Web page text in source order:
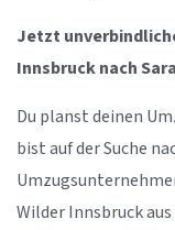
Jetzt
Innsbruck nach
Du planst deinen
bist auf der Suche
Wilder Innsbruck